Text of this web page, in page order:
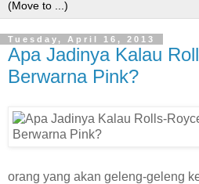
Tuesday, April 16, 2013
Apa Jadinya Kalau
Berwarna Pink?
orang yang akan geleng-geleng